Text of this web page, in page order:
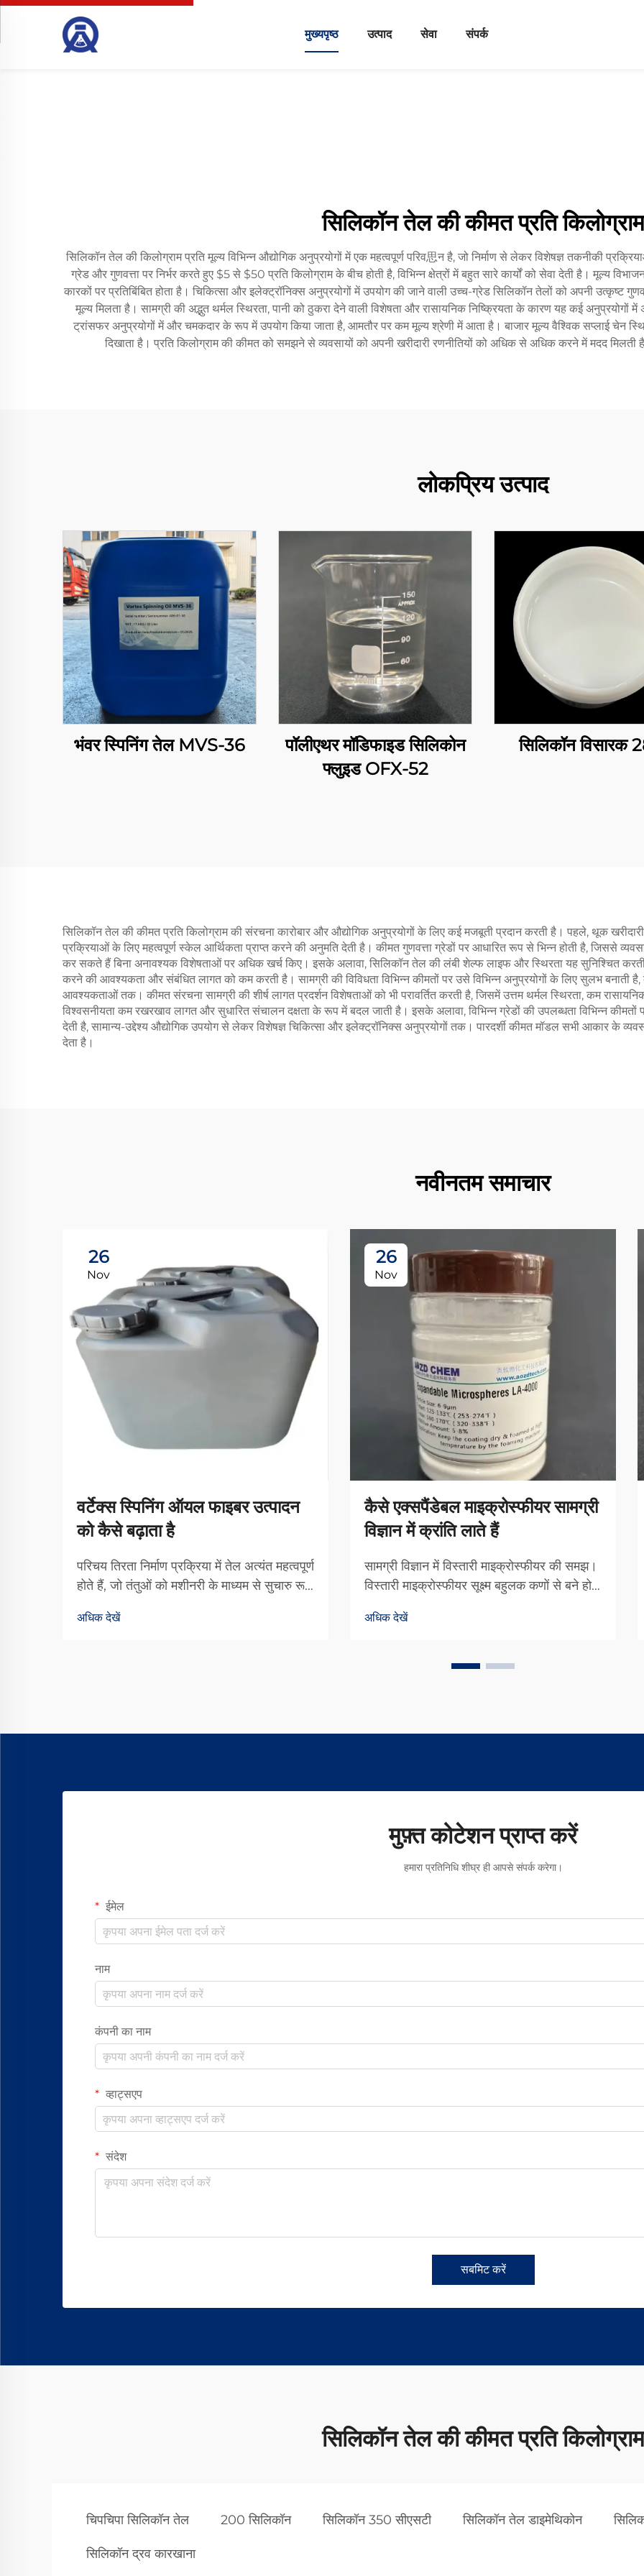
मुख्यपृष्ठ उत्पाद सेवा संपर्क
सिलिकॉन तेल की कीमत प्रति किलोग्राम
सिलिकॉन तेल की किलोग्राम प्रति मूल्य विभिन्न औद्योगिक अनुप्रयोगों में एक महत्वपूर्ण परिव思न है, जो निर्माण से लेकर विशेषज्ञ तकनीकी
ग्रेड और गुणवत्ता पर निर्भर करते हुए $5 से $50 प्रति किलोग्राम के बीच होती है, विभिन्न क्षेत्रों में बहुत सारे कार्यों को सेवा देती है। मूल्य
कारकों पर प्रतिबिंबित होता है। चिकित्सा और इलेक्ट्रॉनिक्स अनुप्रयोगों में उपयोग की जाने वाली उच्च-ग्रेड सिलिकॉन तेलों को अपनी उत्कृष्ट
मूल्य मिलता है। सामग्री की अद्भुत थर्मल स्थिरता, पानी को ठुकरा देने वाली विशेषता और रासायनिक निष्क्रियता के कारण यह कई
ट्रांसफर अनुप्रयोगों में और चमकदार के रूप में उपयोग किया जाता है, आमतौर पर कम मूल्य श्रेणी में आता है। बाजार मूल्य वैश्विक सप्लाई चेन
दिखाता है। प्रति किलोग्राम की कीमत को समझने से व्यवसायों को अपनी खरीदारी रणनीतियों को अधिक से अधिक करने में मदद मिलती
लोकप्रिय उत्पाद
भंवर स्पिनिंग तेल MVS-36
पॉलीएथर मॉडिफाइड सिलिकोन
फ्लुइड OFX-52
सिलिकॉन विसारक
सिलिकॉन तेल की कीमत प्रति किलोग्राम की संरचना कारोबार और औद्योगिक अनुप्रयोगों के लिए कई मजबूती प्रदान करती है। पहले, थूक
प्रक्रियाओं के लिए महत्वपूर्ण स्केल आर्थिकता प्राप्त करने की अनुमति देती है। कीमत गुणवत्ता ग्रेडों पर आधारित रूप से भिन्न होती है, जिससे
कर सकते हैं बिना अनावश्यक विशेषताओं पर अधिक खर्च किए। इसके अलावा, सिलिकॉन तेल की लंबी शेल्फ लाइफ और स्थिरता यह सुनिश्चित
करने की आवश्यकता और संबंधित लागत को कम करती है। सामग्री की विविधता विभिन्न कीमतों पर उसे विभिन्न अनुप्रयोगों के लिए सुलभ बनाती
आवश्यकताओं तक। कीमत संरचना सामग्री की शीर्ष लागत प्रदर्शन विशेषताओं को भी परावर्तित करती है, जिसमें उत्तम थर्मल स्थिरता, कम
विश्वसनीयता कम रखरखाव लागत और सुधारित संचालन दक्षता के रूप में बदल जाती है। इसके अलावा, विभिन्न ग्रेडों की उपलब्धता विभिन्न
देती है, सामान्य-उद्देश्य औद्योगिक उपयोग से लेकर विशेषज्ञ चिकित्सा और इलेक्ट्रॉनिक्स अनुप्रयोगों तक। पारदर्शी कीमत मॉडल सभी आकार के
देता है।
नवीनतम समाचार
26
Nov
वर्टेक्स स्पिनिंग ऑयल फाइबर उत्पादन
को कैसे बढ़ाता है
परिचय तिरता निर्माण प्रक्रिया में तेल अत्यंत महत्वपूर्ण
होते हैं, जो तंतुओं को मशीनरी के माध्यम से सुचारु रूप
गुणवत्ता वाले कपड़े का उत्पादन करते हैं। उपलब्ध
अधिक देखें
26
Nov
कैसे एक्सपैंडेबल माइक्रोस्फीयर सामग्री
विज्ञान में क्रांति लाते हैं
सामग्री विज्ञान में विस्तारी माइक्रोस्फीयर की समझ।
विस्तारी माइक्रोस्फीयर सूक्ष्म बहुलक कणों से बने होते
कम भार वाली सामग्री का निर्माण करता है जबकि फिर
अधिक देखें
मुफ़्त कोटेशन प्राप्त करें
हमारा प्रतिनिधि शीघ्र ही आपसे संपर्क करेगा।
ईमेल
नाम
कंपनी का नाम
व्हाट्सएप
संदेश
सबमिट करें
सिलिकॉन तेल की कीमत प्रति किलोग्राम
चिपचिपा सिलिकॉन तेल 200 सिलिकॉन सिलिकॉन 350 सीएसटी सिलिकॉन तेल डाइमेथिकोन
सिलिकॉन द्रव कारखाना